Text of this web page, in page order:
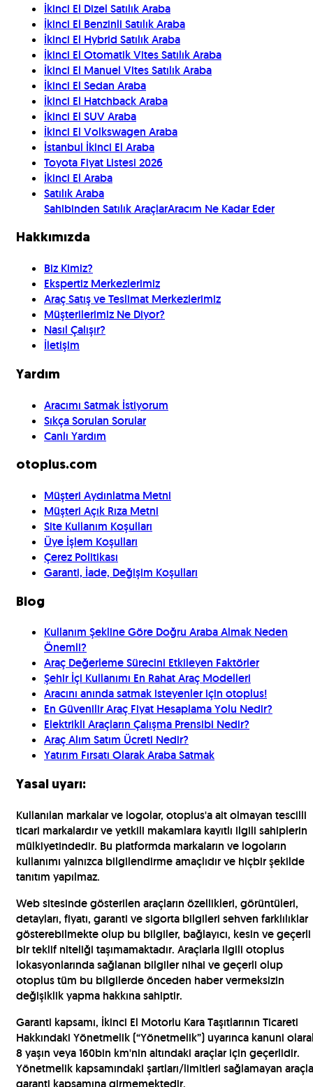
İkinci El Dizel Satılık Araba
İkinci El Benzinli Satılık Araba
İkinci El Hybrid Satılık Araba
İkinci El Otomatik Vites Satılık Araba
İkinci El Manuel Vites Satılık Araba
İkinci El Sedan Araba
İkinci El Hatchback Araba
İkinci El SUV Araba
İkinci El Volkswagen Araba
İstanbul İkinci El Araba
Toyota Fiyat Listesi 2026
İkinci El Araba
Satılık Araba
Sahibinden Satılık AraçlarAracım Ne Kadar Eder
Hakkımızda
Biz Kimiz?
Ekspertiz Merkezlerimiz
Araç Satış ve Teslimat Merkezlerimiz
Müşterilerimiz Ne Diyor?
Nasıl Çalışır?
İletişim
Yardım
Aracımı Satmak İstiyorum
Sıkça Sorulan Sorular
Canlı Yardım
otoplus.com
Müşteri Aydınlatma Metni
Müşteri Açık Rıza Metni
Site Kullanım Koşulları
Üye İşlem Koşulları
Çerez Politikası
Garanti, İade, Değişim Koşulları
Blog
Kullanım Şekline Göre Doğru Araba Almak Neden
Önemli?
Araç Değerleme Sürecini Etkileyen Faktörler
Şehir İçi Kullanımı En Rahat Araç Modelleri
Aracını anında satmak isteyenler için otoplus!
En Güvenilir Araç Fiyat Hesaplama Yolu Nedir?
Elektrikli Araçların Çalışma Prensibi Nedir?
Araç Alım Satım Ücreti Nedir?
Yatırım Fırsatı Olarak Araba Satmak
Yasal uyarı:
Kullanılan markalar ve logolar, otoplus'a ait olmayan tescilli
ticari markalardır ve yetkili makamlara kayıtlı ilgili sahiplerin
mülkiyetindedir. Bu platformda markaların ve logoların
kullanımı yalnızca bilgilendirme amaçlıdır ve hiçbir şekilde
tanıtım yapılmaz.
Web sitesinde gösterilen araçların özellikleri, görüntüleri,
detayları, fiyatı, garanti ve sigorta bilgileri sehven farklılıklar
gösterebilmekte olup bu bilgiler, bağlayıcı, kesin ve geçerli
bir teklif niteliği taşımamaktadır. Araçlarla ilgili otoplus
lokasyonlarında sağlanan bilgiler nihai ve geçerli olup
otoplus tüm bu bilgilerde önceden haber vermeksizin
değişiklik yapma hakkına sahiptir.
Garanti kapsamı, İkinci El Motorlu Kara Taşıtlarının Ticareti
Hakkındaki Yönetmelik (“Yönetmelik”) uyarınca kanuni
8 yaşın veya 160bin km'nin altındaki araçlar için geçerlidir.
Yönetmelik kapsamındaki şartları/limitleri sağlamayan
garanti kapsamına girmemektedir.